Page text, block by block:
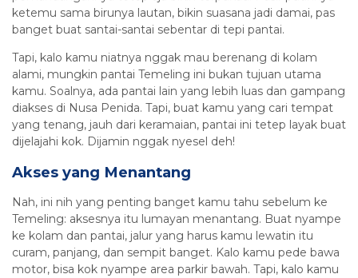
ketemu sama birunya lautan, bikin suasana jadi damai, pas
banget buat santai-santai sebentar di tepi pantai.
Tapi, kalo kamu niatnya nggak mau berenang di kolam
alami, mungkin pantai Temeling ini bukan tujuan utama
kamu. Soalnya, ada pantai lain yang lebih luas dan gampang
diakses di Nusa Penida. Tapi, buat kamu yang cari tempat
yang tenang, jauh dari keramaian, pantai ini tetep layak buat
dijelajahi kok. Dijamin nggak nyesel deh!
Akses yang Menantang
Nah, ini nih yang penting banget kamu tahu sebelum ke
Temeling: aksesnya itu lumayan menantang. Buat nyampe
ke kolam dan pantai, jalur yang harus kamu lewatin itu
curam, panjang, dan sempit banget. Kalo kamu pede bawa
motor, bisa kok nyampe area parkir bawah. Tapi, kalo kamu